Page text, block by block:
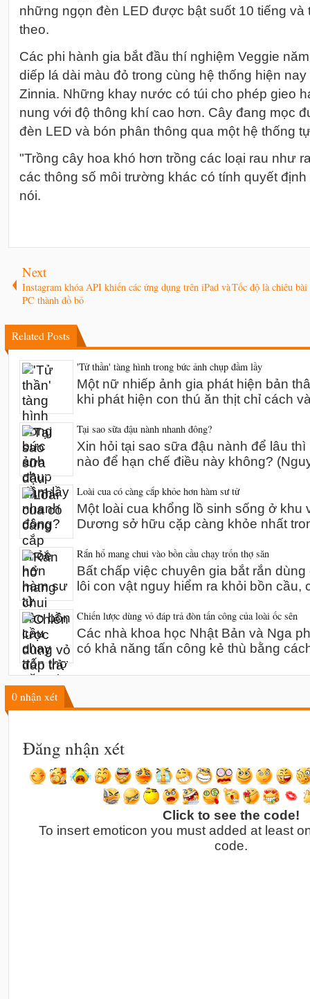
những ngọn đèn LED được bật suốt 10 tiếng và
theo.
Các phi hành gia bắt đầu thí nghiệm Veggie
diếp lá dài màu đỏ trong cùng hệ thống hiện
Zinnia. Những khay nước có túi cho phép gieo
nung với độ thông khí cao hơn. Cây đang mọc
đèn LED và bón phân thông qua một hệ thống
"Trồng cây hoa khó hơn trồng các loại rau như
các thông số môi trường khác có tính quyết
nói.
Next
Instagram khóa API khiến các ứng dụng trên iPad và
PC thành đồ bỏ
Tốc độ là chiêu
Related Posts
'Tử thần' tàng hình trong bức ảnh chụp đầm lầy
Một nữ nhiếp ảnh gia phát hiện bản
khi phát hiện con thú ăn thịt chỉ cách
Tại sao sữa đậu nành nhanh đông?
Xin hỏi tại sao sữa đậu nành để lâu
nào để hạn chế điều này không?
Loài cua có càng cắp khỏe hơn hàm sư tử
Một loài cua khổng lồ sinh sống ở khu
Dương sở hữu cặp càng khỏe nhất
Rắn hổ mang chui vào bồn cầu chạy trốn thợ săn
Bất chấp việc chuyên gia bắt rắn
lôi con vật nguy hiểm ra khỏi bồn cầu,
Chiến lược dùng vỏ đáp trả đòn tấn công của loài ốc sên
Các nhà khoa học Nhật Bản và Nga
có khả năng tấn công kẻ thù bằng
0 nhận xét
Đăng nhận xét
Click to see the code!
To insert emoticon you must added at least
code.